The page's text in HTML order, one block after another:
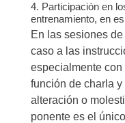
4. Participación en
entrenamiento, en
En las sesiones
caso a las
especialmente
función de charla
alteración o
ponente es el